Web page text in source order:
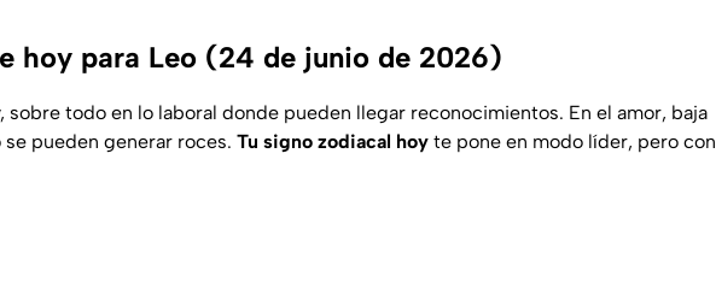
hoy para Leo (24 de junio de 2026)
sobre todo en lo laboral donde pueden llegar reconocimientos. En el amor, baja
pueden generar roces. Tu signo zodiacal hoy te pone en modo líder, pero con